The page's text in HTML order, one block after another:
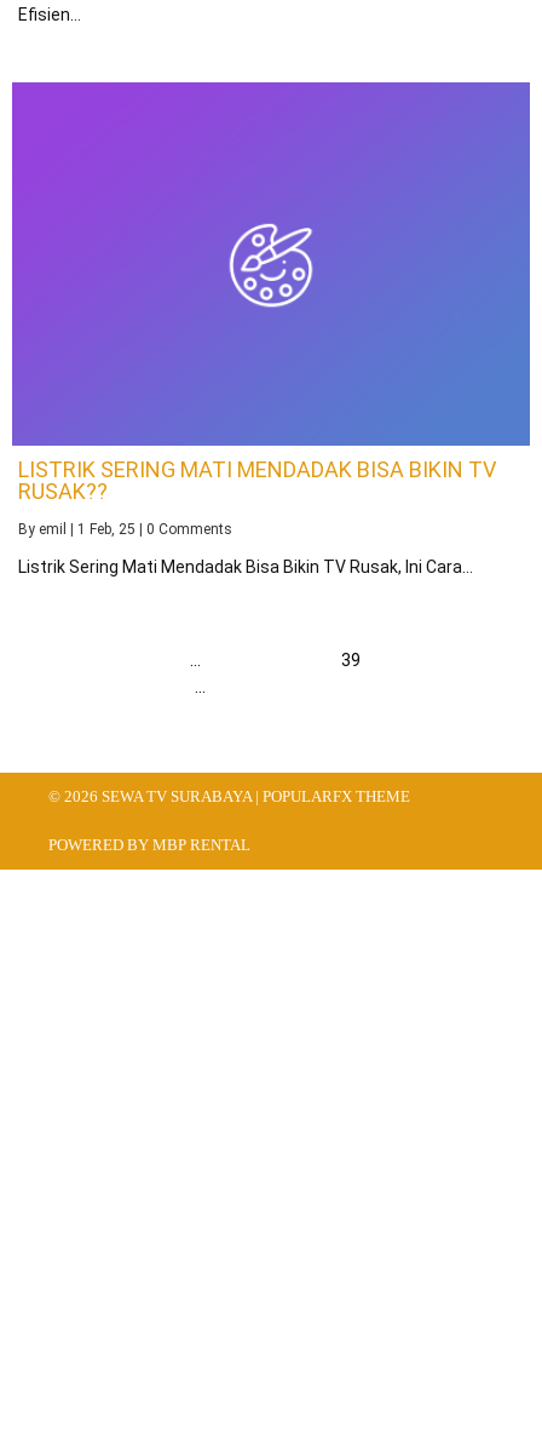
Efisien…
LISTRIK SERING MATI MENDADAK BISA BIKIN TV
RUSAK??
By emil 1 Feb, 25 0 Comments
Listrik Sering Mati Mendadak Bisa Bikin TV Rusak, Ini Cara…
39
© 2026 SEWA TV SURABAYA | POPULARFX THEME
POWERED BY MBP RENTAL